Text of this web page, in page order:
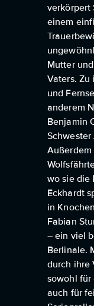
verkörpert
einem
Mutter
Vaters. Zu
und
anderem
Benjamin
Schwester
wo sie die
Eckhardt
in
Fabian
– ein viel
Berlinale.
durch ihre
sowohl für
auch für